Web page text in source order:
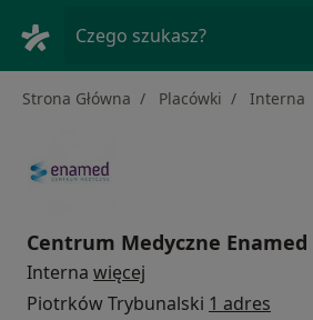
Czego szukasz?
Strona Główna Placówki Interna
Centrum Medyczne Enamed
Interna więcej
Piotrków Trybunalski 1 adres